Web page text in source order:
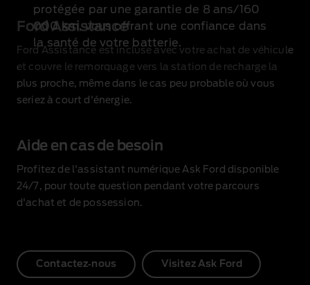
protégée par une garantie de 8 ans/160
000 km, vous offrant une confiance dans
la santé de votre batterie.
Ford Assistance
Ford Assistance est incluse avec votre achat de véhicule
et couvre le remorquage vers la station de recharge la
plus proche, même dans le cas peu probable où vous
seriez à court d'énergie.
Aide en cas de besoin
Profitez de l'assistant numérique Ask Ford disponible
24/7, pour toute question pendant votre parcours
d'achat et de possession.
Contactez‑nous Visitez Ask Ford